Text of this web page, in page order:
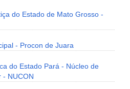
do Estado de Mato Grosso -
- Procon de Juara
do Estado Pará - Núcleo de
- NUCON